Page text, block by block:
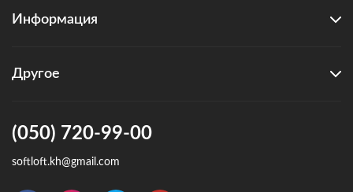
Информация
Другое
(050) 720-99-00
softloft.kh@gmail.com